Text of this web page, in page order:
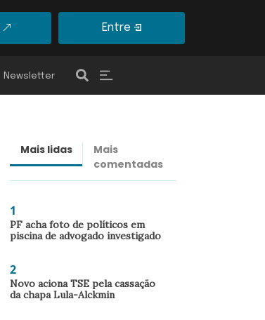
Entre
Newsletter
Mais lidas
Mais
comentadas
1
PF acha foto de políticos em
piscina de advogado investigado
2
Novo aciona TSE pela cassação
da chapa Lula-Alckmin